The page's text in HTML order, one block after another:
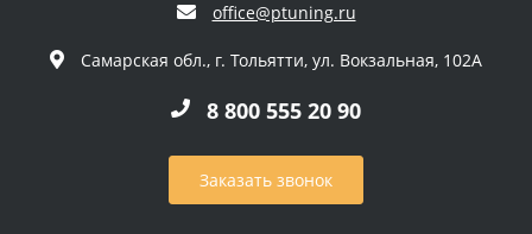
office@ptuning.ru
Самарская обл., г. Тольятти, ул. Вокзальная, 102А
8 800 555 20 90
Заказать звонок